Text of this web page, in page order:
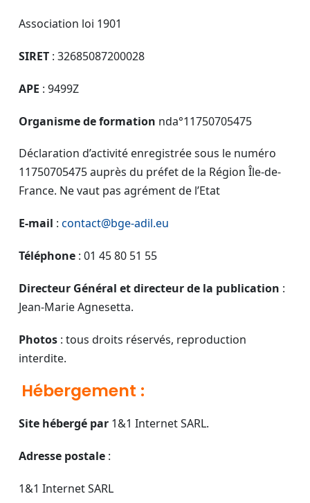
Association loi 1901
SIRET : 32685087200028
APE : 9499Z
Organisme de formation nda°11750705475
Déclaration d’activité enregistrée sous le numéro
11750705475 auprès du préfet de la Région Île-de-
France. Ne vaut pas agrément de l’Etat
E-mail : contact@bge-adil.eu
Téléphone : 01 45 80 51 55
Directeur Général et directeur de la publication :
Jean-Marie Agnesetta.
Photos : tous droits réservés, reproduction
interdite.
Hébergement :
Site hébergé par 1&1 Internet SARL.
Adresse postale :
1&1 Internet SARL